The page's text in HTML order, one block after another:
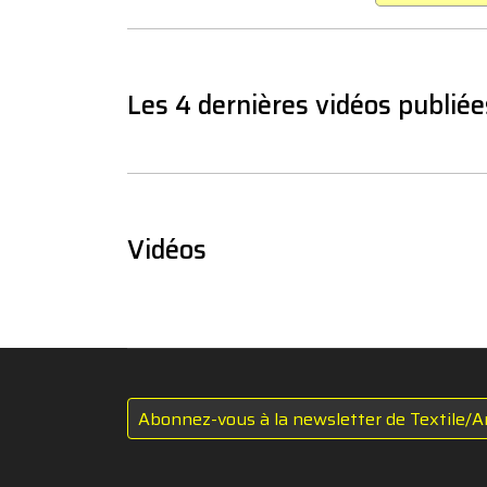
Les 4 dernières vidéos
Vidéos
Abonnez-vous à la newsletter de Textile/